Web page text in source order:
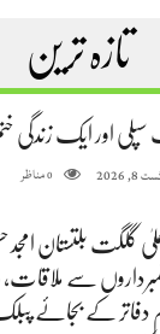
تازہ ترین
اور ایک زندگی
8, 2026
0مناظر
گلگت بلتستان
سے ملاقات،
دفاتر کے بجائے